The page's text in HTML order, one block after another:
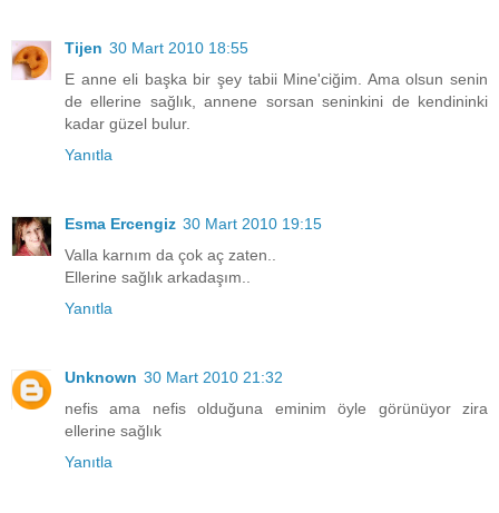
Tijen 30 Mart 2010 18:55
E anne eli başka bir şey tabii Mine'ciğim. Ama olsun senin
de ellerine sağlık, annene sorsan seninkini de kendininki
kadar güzel bulur.
Yanıtla
Esma Ercengiz 30 Mart 2010 19:15
Valla karnım da çok aç zaten..
Ellerine sağlık arkadaşım..
Yanıtla
Unknown 30 Mart 2010 21:32
nefis ama nefis olduğuna eminim öyle görünüyor zira
ellerine sağlık
Yanıtla